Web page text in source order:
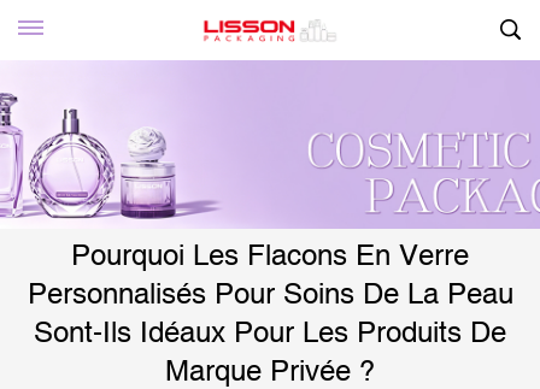
Pourquoi Les Flacons En Verre
Personnalisés Pour Soins De La Peau
Sont-Ils Idéaux Pour Les Produits De
Marque Privée ?